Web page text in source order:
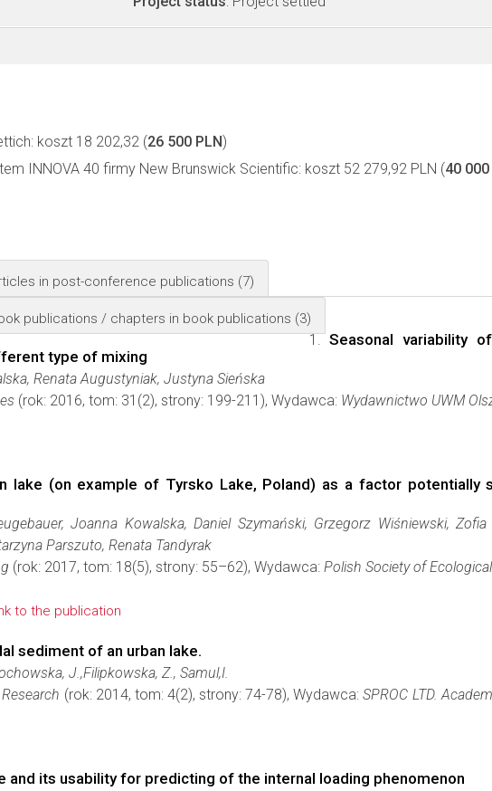
koszt 18 202,32 (26 500 PLN)
INNOVA 40 firmy New Brunswick Scientific: koszt 52 279,92 PLN (40 000
in post-conference publications (7)
publications / chapters in book publications (3)
Seasonal variability
type of mixing
Renata Augustyniak, Justyna Sieńska
(rok: 2016, tom: 31(2), strony: 199-211), Wydawca: Wydawnictwo UWM
(on example of Tyrsko Lake, Poland) as a factor potentially
Joanna Kowalska, Daniel Szymański, Grzegorz Wiśniewski,
Parszuto, Renata Tandyrak
(rok: 2017, tom: 18(5), strony: 55–62), Wydawca: Polish Society of
to the publication
sediment of an urban lake.
J.,Filipkowska, Z., Samul,I.
(rok: 2014, tom: 4(2), strony: 74-78), Wydawca:SPROC LTD.
and its usability for predicting of the internal loading phenomenon